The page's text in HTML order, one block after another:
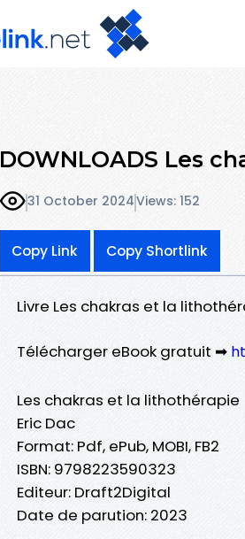
DOWNLOADS Les
31 October 2024Views: 152
Copy Link Copy Shortlink
Livre Les chakras et la
Télécharger eBook gratuit ➡
Les chakras et la lithothérapie
Eric Dac
Format: Pdf, ePub, MOBI, FB2
ISBN: 9798223590323
Editeur: Draft2Digital
Date de parution: 2023